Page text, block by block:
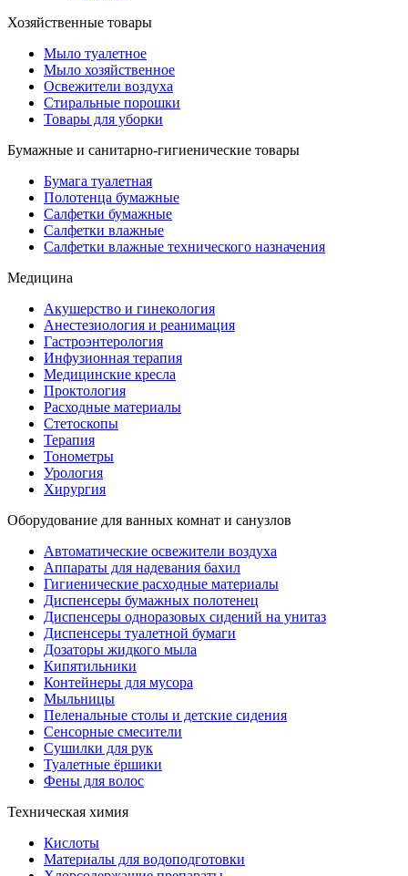
Хозяйственные товары
Мыло туалетное
Мыло хозяйственное
Освежители воздуха
Стиральные порошки
Товары для уборки
Бумажные и санитарно-гигиенические товары
Бумага туалетная
Полотенца бумажные
Салфетки бумажные
Салфетки влажные
Салфетки влажные технического назначения
Медицина
Акушерство и гинекология
Анестезиология и реанимация
Гастроэнтерология
Инфузионная терапия
Медицинские кресла
Проктология
Расходные материалы
Стетоскопы
Терапия
Тонометры
Урология
Хирургия
Оборудование для ванных комнат и санузлов
Автоматические освежители воздуха
Аппараты для надевания бахил
Гигиенические расходные материалы
Диспенсеры бумажных полотенец
Диспенсеры одноразовых сидений на унитаз
Диспенсеры туалетной бумаги
Дозаторы жидкого мыла
Кипятильники
Контейнеры для мусора
Мыльницы
Пеленальные столы и детские сидения
Сенсорные смесители
Сушилки для рук
Туалетные ёршики
Фены для волос
Техническая химия
Кислоты
Материалы для водоподготовки